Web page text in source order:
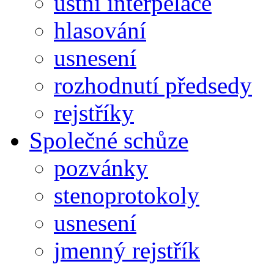
hlasování
usnesení
rozhodnutí předsedy
rejstříky
Společné schůze
pozvánky
stenoprotokoly
usnesení
jmenný rejstřík